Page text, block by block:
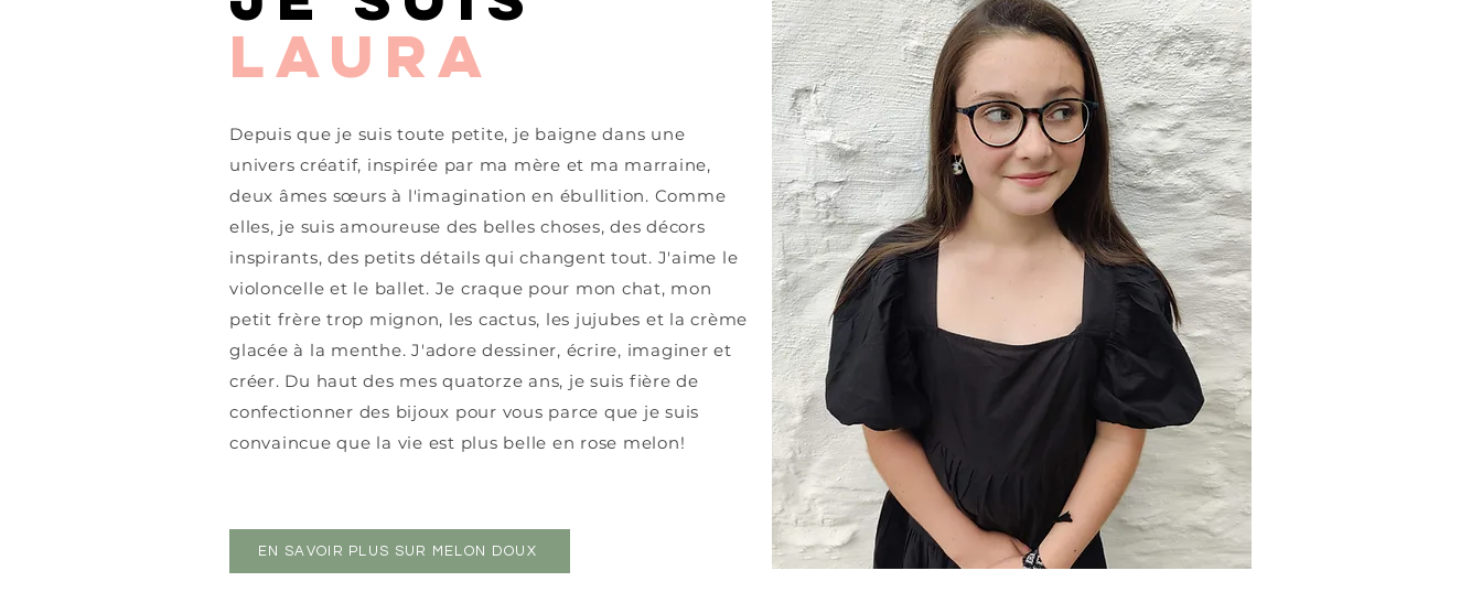
LAURA
Depuis que je suis toute petite, je baigne dans une
univers créatif, inspirée par ma mère et ma marraine,
deux âmes sœurs à l'imagination en ébullition. Comme
elles, je suis amoureuse des belles choses, des décors
inspirants, des petits détails qui changent tout. J'aime le
violoncelle et le ballet. Je craque pour mon chat, mon
petit frère trop mignon, les cactus, les jujubes et la crème
glacée à la menthe. J'adore dessiner, écrire, imaginer et
créer. Du haut des mes quatorze ans, je suis fière de
confectionner des bijoux pour vous parce que je suis
convaincue que la vie est plus belle en rose melon!
EN SAVOIR PLUS SUR MELON DOUX